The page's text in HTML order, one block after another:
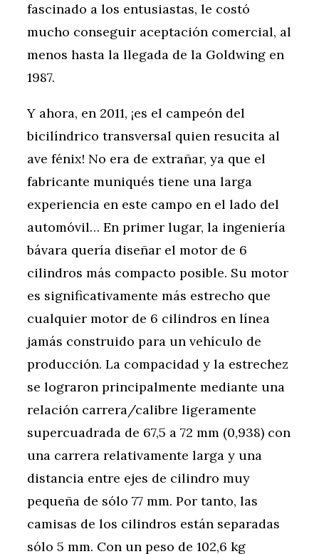
fascinado a los entusiastas, le costó
mucho conseguir aceptación comercial, al
menos hasta la llegada de la Goldwing en
1987.
Y ahora, en 2011, ¡es el campeón del
bicilíndrico transversal quien resucita al
ave fénix! No era de extrañar, ya que el
fabricante muniqués tiene una larga
experiencia en este campo en el lado del
automóvil… En primer lugar, la ingeniería
bávara quería diseñar el motor de 6
cilindros más compacto posible. Su motor
es significativamente más estrecho que
cualquier motor de 6 cilindros en línea
jamás construido para un vehículo de
producción. La compacidad y la estrechez
se lograron principalmente mediante una
relación carrera/calibre ligeramente
supercuadrada de 67,5 a 72 mm (0,938) con
una carrera relativamente larga y una
distancia entre ejes de cilindro muy
pequeña de sólo 77 mm. Por tanto, las
camisas de los cilindros están separadas
sólo 5 mm. Con un peso de 102,6 kg